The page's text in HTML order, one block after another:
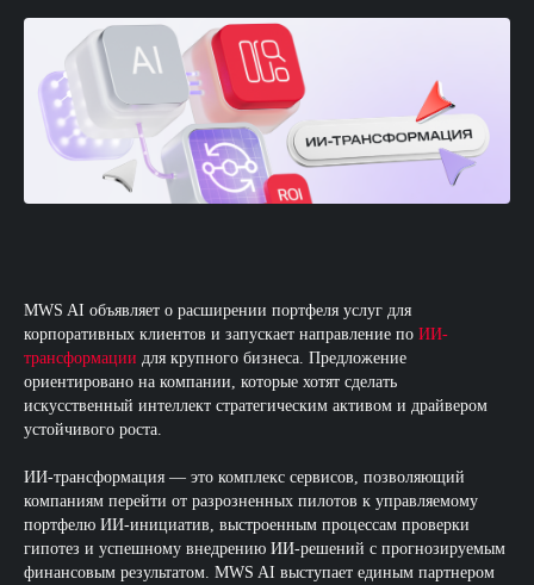
MWS AI объявляет о расширении портфеля услуг для
корпоративных клиентов и запускает направление по ИИ-
трансформации для крупного бизнеса. Предложение
ориентировано на компании, которые хотят сделать
искусственный интеллект стратегическим активом и драйвером
устойчивого роста.
ИИ-трансформация — это комплекс сервисов, позволяющий
компаниям перейти от разрозненных пилотов к управляемому
портфелю ИИ-инициатив, выстроенным процессам проверки
гипотез и успешному внедрению ИИ-решений с прогнозируемым
финансовым результатом. MWS AI выступает единым партнером